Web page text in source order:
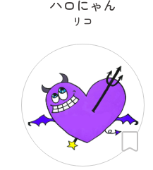
ハロにゃん
リコ